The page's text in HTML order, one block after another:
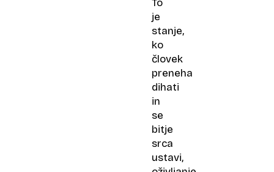
To
je
stanje,
ko
človek
preneha
dihati
in
se
bitje
srca
ustavi,